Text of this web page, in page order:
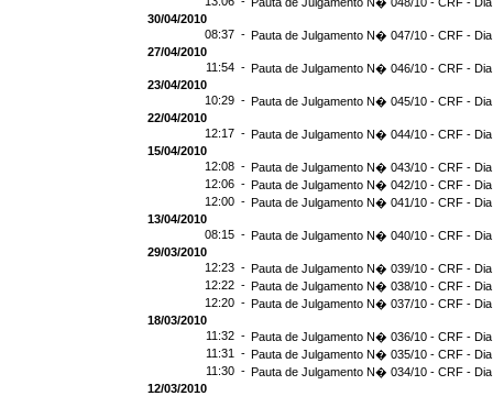
30/04/2010
08:37 - Pauta de Julgamento N� 047/10 - CRF -
27/04/2010
11:54 - Pauta de Julgamento N� 046/10 - CRF -
23/04/2010
10:29 - Pauta de Julgamento N� 045/10 - CRF -
22/04/2010
12:17 - Pauta de Julgamento N� 044/10 - CRF -
15/04/2010
12:08 - Pauta de Julgamento N� 043/10 - CRF -
12:06 - Pauta de Julgamento N� 042/10 - CRF -
12:00 - Pauta de Julgamento N� 041/10 - CRF -
13/04/2010
08:15 - Pauta de Julgamento N� 040/10 - CRF -
29/03/2010
12:23 - Pauta de Julgamento N� 039/10 - CRF -
12:22 - Pauta de Julgamento N� 038/10 - CRF -
12:20 - Pauta de Julgamento N� 037/10 - CRF -
18/03/2010
11:32 - Pauta de Julgamento N� 036/10 - CRF -
11:31 - Pauta de Julgamento N� 035/10 - CRF -
11:30 - Pauta de Julgamento N� 034/10 - CRF -
12/03/2010